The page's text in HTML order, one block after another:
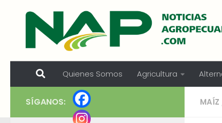
Skip to content
Quienes Somos Agricultura
MAÍZ
SÍGANOS: